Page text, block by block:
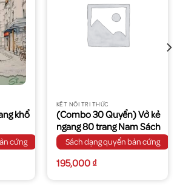
khổ
cứng
KẾT NỐI TRI THỨC
(Combo 30 Quyển) Vở kẻ
ngang 80 trang Nam Sách
Sách dạng quyển bản cứng
195,000₫